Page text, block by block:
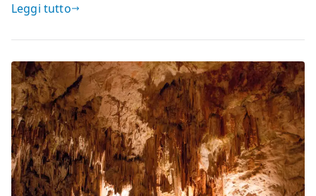
Leggi tutto